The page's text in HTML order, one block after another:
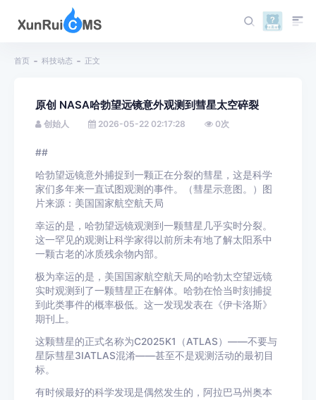
首页 科技动态 正文
原创 NASA哈勃望远镜意外观测到彗星太空碎裂
创始人 2026-05-22 02:17:28 0次
##
哈勃望远镜意外捕捉到一颗正在分裂的彗星，这是科学
家们多年来一直试图观测的事件。（彗星示意图。）图
片来源：美国国家航空航天局
幸运的是，哈勃望远镜观测到一颗彗星几乎实时分裂。
这一罕见的观测让科学家得以前所未有地了解太阳系中
一颗古老的冰质残余物内部。
极为幸运的是，美国国家航空航天局的哈勃太空望远镜
实时观测到了一颗彗星正在解体。哈勃在恰当时刻捕捉
到此类事件的概率极低。这一发现发表在《伊卡洛斯》
期刊上。
这颗彗星的正式名称为C2025K1（ATLAS）——不要与
星际彗星3IATLAS混淆——甚至不是观测活动的最初目
标。
有时候最好的科学发现是偶然发生的，阿拉巴马州奥本